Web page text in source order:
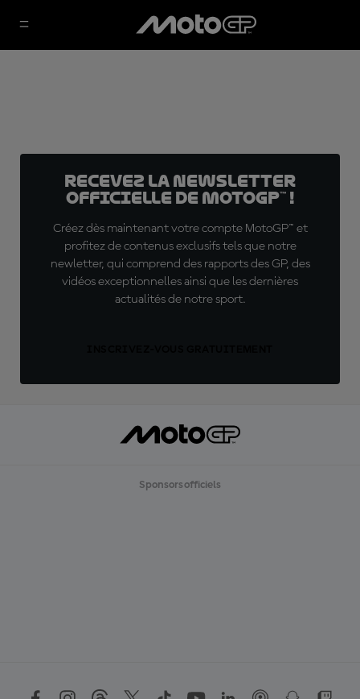
Recevez la Newsletter
officielle de MotoGP™ !
Créez dès maintenant votre compte MotoGP™ et
profitez de contenus exclusifs tels que notre
newletter, qui comprend des rapports des GP, des
vidéos exceptionnelles ainsi que les dernières
actualités de notre sport.
Sponsors officiels